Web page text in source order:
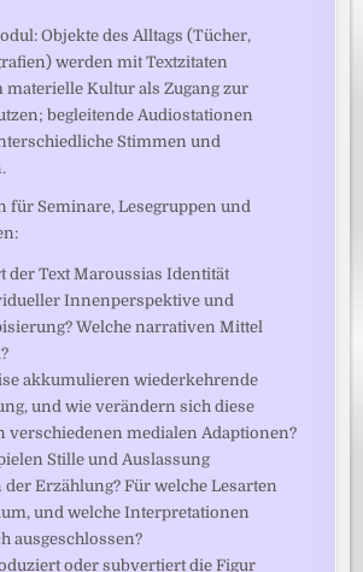
Objekte des Alltags (Tücher,
werden mit Textzitaten
materielle Kultur als Zugang zur
begleitende Audiostationen
Stimmen und
für Seminare, Lesegruppen und
der Text Maroussias Identität
Innenperspektive und
Welche narrativen Mittel
akkumulieren wiederkehrende
und wie verändern sich diese
verschiedenen medialen Adaptionen?
Stille und Auslassung
Erzählung? Für welche Lesarten
und welche Interpretationen
ausgeschlossen?
oder subvertiert die Figur